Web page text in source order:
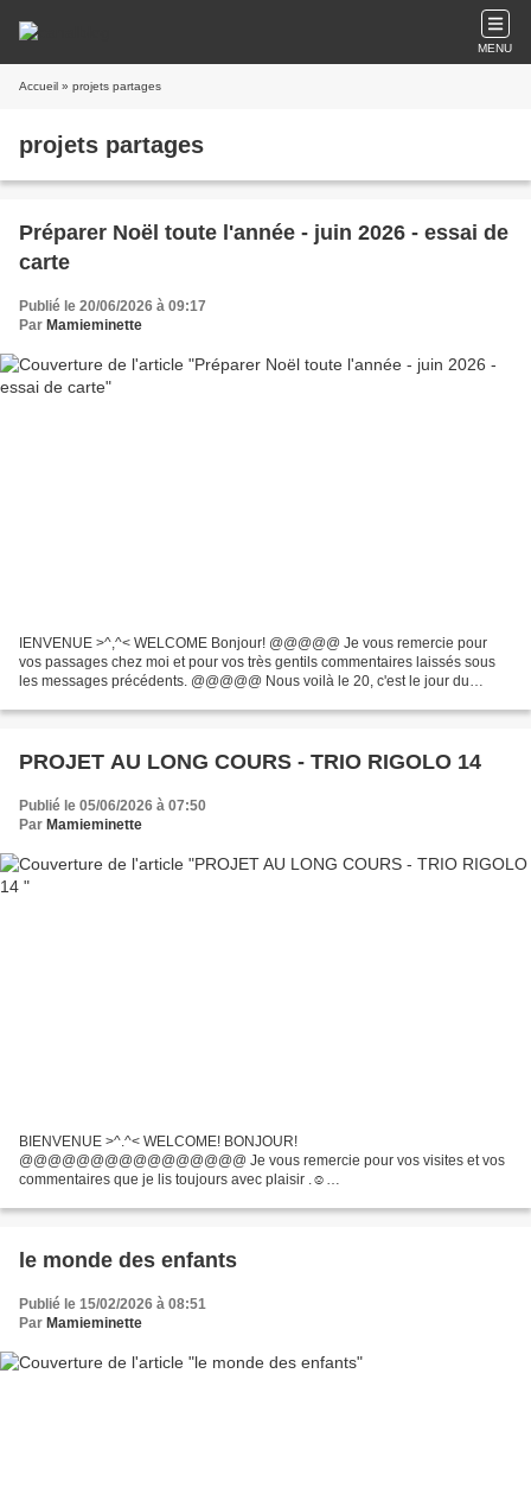
MENU
Accueil » projets partages
projets partages
Préparer Noël toute l'année - juin 2026 - essai de
carte
Publié le 20/06/2026 à 09:17
Par Mamieminette
IENVENUE >^,^< WELCOME Bonjour! @@@@@ Je vous remercie pour
vos passages chez moi et pour vos très gentils commentaires laissés sous
les messages précédents. @@@@@ Nous voilà le 20, c'est le jour du
PROJET AU LONG COURS - TRIO RIGOLO 14
Publié le 05/06/2026 à 07:50
Par Mamieminette
BIENVENUE >^.^< WELCOME! BONJOUR!
@@@@@@@@@@@@@@@@ Je vous remercie pour vos visites et vos
commentaires que je lis toujours avec plaisir .☺️
rendez vous des PLC (projets au long cours ) chez Lounatine...
le monde des enfants
Publié le 15/02/2026 à 08:51
Par Mamieminette